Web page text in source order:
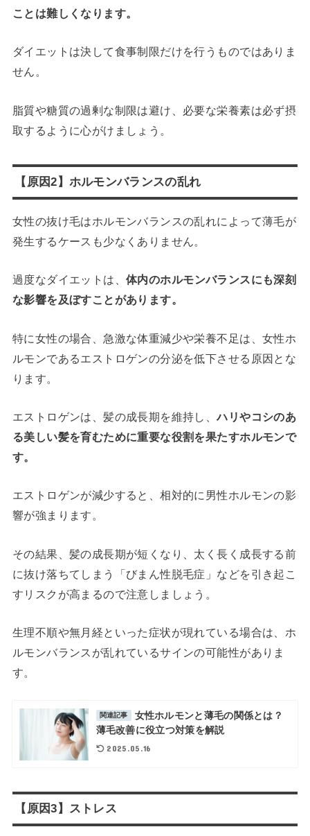
ことは難しくなります。
ダイエットは決して食事制限だけを行うものではありま
せん。
脂質や糖質の過剰な制限は避け、必要な栄養素は必ず摂
取するように心がけましょう。
【原因2】ホルモンバランスの乱れ
女性の抜け毛はホルモンバランスの乱れによって薄毛が
発生するケースも少なくありません。
過度なダイエットは、体内のホルモンバランスにも深刻
な影響を及ぼすことがあります。
特に女性の場合、急激な体重減少や栄養不足は、女性ホ
ルモンであるエストロゲンの分泌を低下させる原因とな
ります。
エストロゲンは、髪の成長期を維持し、ハリやコシのあ
る美しい髪を育むために重要な役割を果たすホルモンで
す。
エストロゲンが減少すると、相対的に男性ホルモンの影
響が強まります。
その結果、髪の成長期が短くなり、太く長く成長する前
に抜け落ちてしまう「びまん性脱毛症」などを引き起こ
すリスクが高まるので注意しましょう。
生理不順や無月経といった症状が現れている場合は、ホ
ルモンバランスが乱れているサインの可能性がありま
す。
関連記事
女性ホルモンと薄毛の関係とは？
薄毛改善に役立つ対策を解説
2025.05.16
【原因3】ストレス